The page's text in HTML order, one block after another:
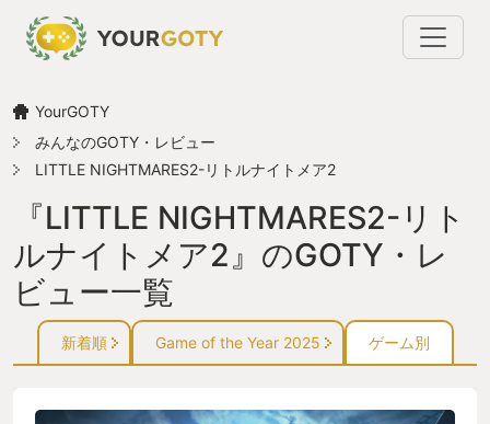
YourGOTY
みんなのGOTY・レビュー
LITTLE NIGHTMARES2-リトルナイトメア2
『LITTLE NIGHTMARES2-リト
ルナイトメア2』のGOTY・レ
ビュー一覧
新着順 Game of the Year 2025 ゲーム別